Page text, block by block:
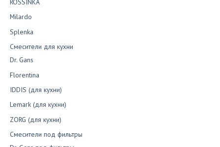
ROSSINKA
Milardo
Splenka
Смесители для кухни
Dr. Gans
Florentina
IDDIS (для кухни)
Lemark (для кухни)
ZORG (для кухни)
Смесители под фильтры